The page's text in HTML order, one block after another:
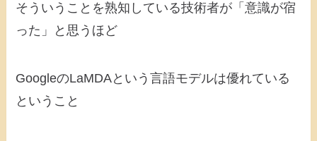
そういうことを熟知している技術者が「意識が宿
った」と思うほど
GoogleのLaMDAという言語モデルは優れている
ということ